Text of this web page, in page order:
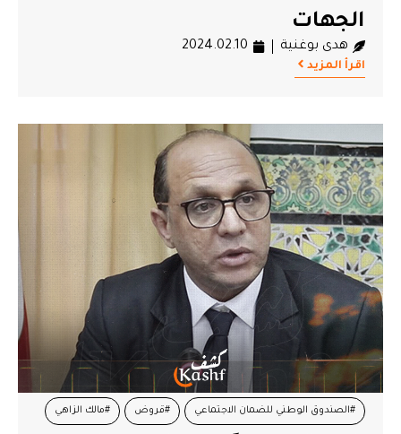
الجهات
هدى بوغنية 2024.02.10
اقرأ المزيد
#الصندوق الوطني للضمان الاجتماعي #قروض #مالك الزاهي